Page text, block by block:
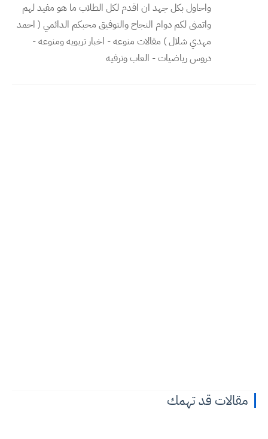
واحاول بكل جهد ان اقدم لكل الطلاب ما هو مفيد لهم
واتمنى لكم دوام النجاح والتوفيق محبكم الدائمي ( احمد
مهدي شلال ) مقالات منوعه - اخبار تربويه ومنوعه -
دروس رياضيات - العاب وترفيه
مقالات قد تهمك